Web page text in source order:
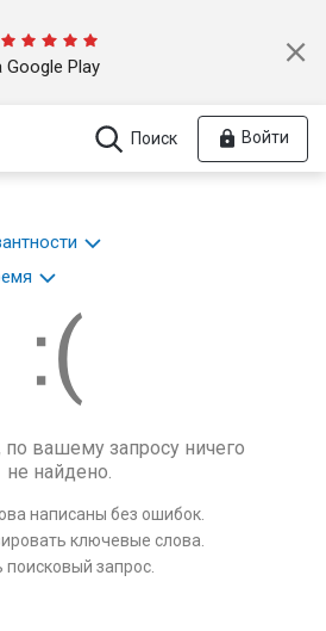
Google Play
Поиск Войти
вашему запросу ничего
не найдено.
написаны без ошибок.
ключевые слова.
поисковый запрос.